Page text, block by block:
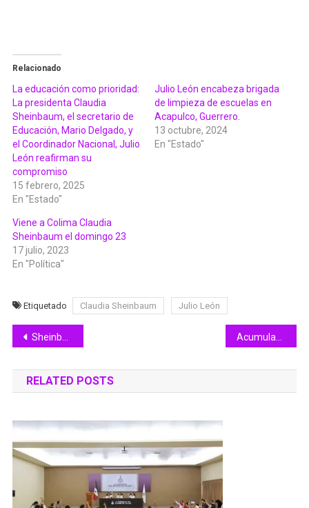
Relacionado
La educación como prioridad:
La presidenta Claudia
Sheinbaum, el secretario de
Educación, Mario Delgado, y
el Coordinador Nacional, Julio
León reafirman su
compromiso
15 febrero, 2025
En "Estado"
Julio León encabeza brigada
de limpieza de escuelas en
Acapulco, Guerrero.
13 octubre, 2024
En "Estado"
Viene a Colima Claudia
Sheinbaum el domingo 23
17 julio, 2023
En "Política"
Etiquetado Claudia Sheinbaum Julio León
Navegación
de
entradas
Sheinbaum consolida su preferencia por sobre Marcelo Ebrard y Adán Augusto López Acumulación de gas origina explosión en Tabachines
RELATED POSTS